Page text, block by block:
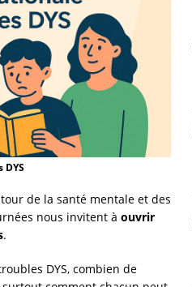
DYS
de la santé mentale et des
nous invitent à ouvrir
.
DYS, combien de